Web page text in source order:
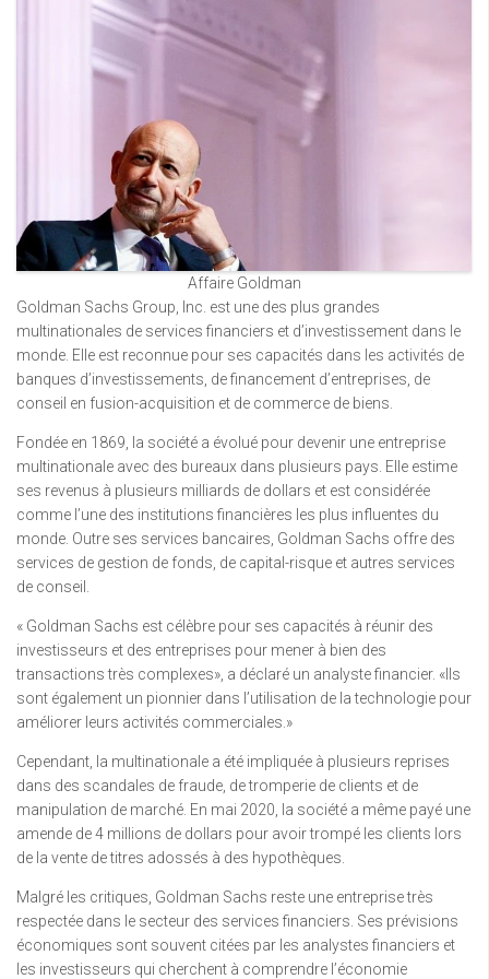
Affaire Goldman
Goldman Sachs Group, Inc. est une des plus grandes
multinationales de services financiers et d’investissement dans le
monde. Elle est reconnue pour ses capacités dans les activités de
banques d’investissements, de financement d’entreprises, de
conseil en fusion-acquisition et de commerce de biens.
Fondée en 1869, la société a évolué pour devenir une entreprise
multinationale avec des bureaux dans plusieurs pays. Elle estime
ses revenus à plusieurs milliards de dollars et est considérée
comme l’une des institutions financières les plus influentes du
monde. Outre ses services bancaires, Goldman Sachs offre des
services de gestion de fonds, de capital-risque et autres services
de conseil.
« Goldman Sachs est célèbre pour ses capacités à réunir des
investisseurs et des entreprises pour mener à bien des
transactions très complexes», a déclaré un analyste financier. «Ils
sont également un pionnier dans l’utilisation de la technologie pour
améliorer leurs activités commerciales.»
Cependant, la multinationale a été impliquée à plusieurs reprises
dans des scandales de fraude, de tromperie de clients et de
manipulation de marché. En mai 2020, la société a même payé une
amende de 4 millions de dollars pour avoir trompé les clients lors
de la vente de titres adossés à des hypothèques.
Malgré les critiques, Goldman Sachs reste une entreprise très
respectée dans le secteur des services financiers. Ses prévisions
économiques sont souvent citées par les analystes financiers et
les investisseurs qui cherchent à comprendre l’économie